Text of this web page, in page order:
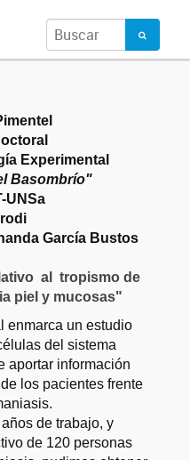
Experimental
Basombrío"
UNSa
García Bustos
al tropismo de
piel y mucosas"
enmarca un estudio
del sistema
aportar información
los pacientes frente
de trabajo, y
de 120 personas